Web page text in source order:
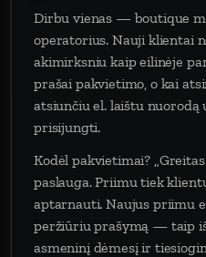
Dirbu vienas — boutique
operatorius. Nauji klientai
akimirksniu kaip eilinėje
prašai pakvietimo, o kai
atsiunčiu el. laištu
prisijungti.
Kodėl pakvietimai?
paslauga. Priimu tiek
aptarnauti. Naujus priimu
peržiūriu prašymą — taip
asmeninį dėmesį ir